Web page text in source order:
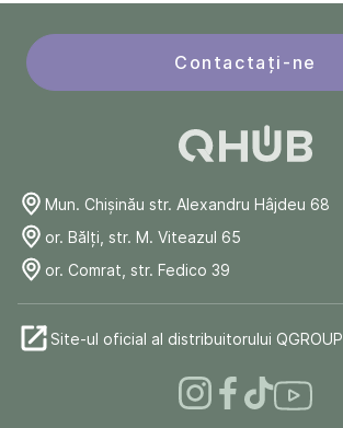
Contactați-ne
Mun. Chişinău str. Alexandru Hâjdeu 68
or. Bălți, str. M. Viteazul 65
or. Comrat, str. Fedico 39
Site-ul oficial al distribuitorului QGROUP